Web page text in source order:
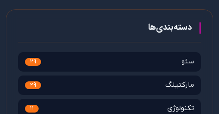
دسته‌بندی‌ها
سئو 29
مارکتینگ 29
تکنولوژی 11